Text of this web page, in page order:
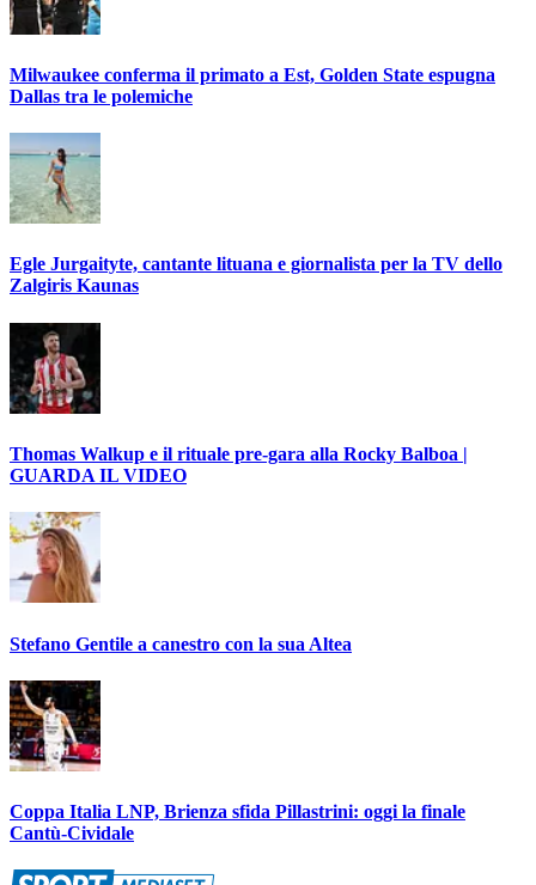
Milwaukee conferma il primato a Est, Golden State espugna
Dallas tra le polemiche
Egle Jurgaityte, cantante lituana e giornalista per la TV dello
Zalgiris Kaunas
Thomas Walkup e il rituale pre-gara alla Rocky Balboa |
GUARDA IL VIDEO
Stefano Gentile a canestro con la sua Altea
Coppa Italia LNP, Brienza sfida Pillastrini: oggi la finale
Cantù-Cividale